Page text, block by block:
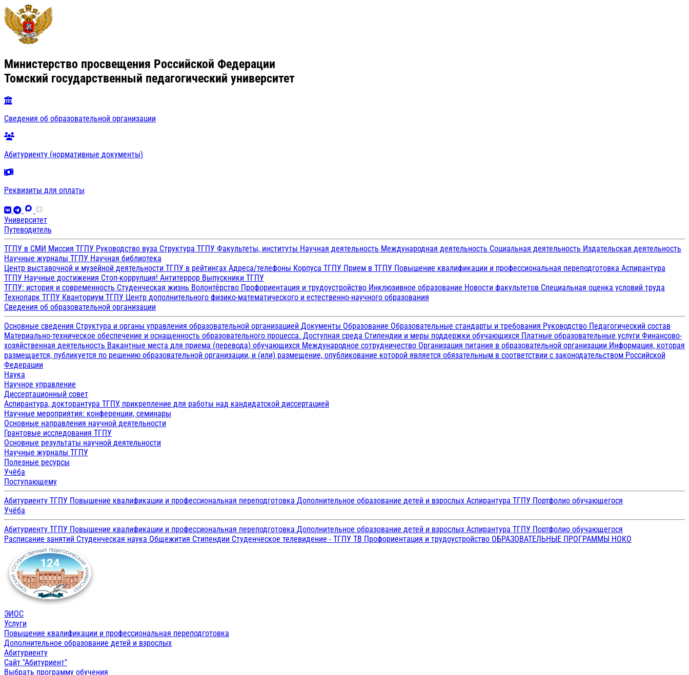
Министерство просвещения Российской Федерации
Томский государственный педагогический университет
Сведения об образовательной организации
Абитуриенту (нормативные документы)
Реквизиты для оплаты
Университет
Путеводитель
ТГПУ в СМИ Миссия ТГПУ Руководство вуза Структура ТГПУ Факультеты, институты Научная деятельность Международная деятельность Социальная деятельность Издательская деятельность
Научные журналы ТГПУ Научная библиотека
Центр выставочной и музейной деятельности ТГПУ в рейтингах Адреса/телефоны Корпуса ТГПУ Прием в ТГПУ Повышение квалификации и профессиональная переподготовка Аспирантура
ТГПУ Научные достижения Стоп-коррупция! Антитеррор Выпускники ТГПУ
ТГПУ: история и современность Студенческая жизнь Волонтёрство Профориентация и трудоустройство Инклюзивное образование Новости факультетов Специальная оценка условий труда
Технопарк ТГПУ Кванториум ТГПУ Центр дополнительного физико-математического и естественно-научного образования
Сведения об образовательной организации
Основные сведения Структура и органы управления образовательной организацией Документы Образование Образовательные стандарты и требования Руководство Педагогический состав
Материально-техническое обеспечение и оснащенность образовательного процесса. Доступная среда Стипендии и меры поддержки обучающихся Платные образовательные услуги Финансово-
хозяйственная деятельность Вакантные места для приема (перевода) обучающихся Международное сотрудничество Организация питания в образовательной организации Информация, которая
размещается, публикуется по решению образовательной организации, и (или) размещение, опубликование которой является обязательным в соответствии с законодательством Российской
Федерации
Наука
Научное управление
Диссертационный совет
Аспирантура, докторантура ТГПУ, прикрепление для работы над кандидатской диссертацией
Научные мероприятия: конференции, семинары
Основные направления научной деятельности
Грантовые исследования ТГПУ
Основные результаты научной деятельности
Научные журналы ТГПУ
Полезные ресурсы
Учёба
Поступающему
Абитуриенту ТГПУ Повышение квалификации и профессиональная переподготовка Дополнительное образование детей и взрослых Аспирантура ТГПУ Портфолио обучающегося
Учёба
Абитуриенту ТГПУ Повышение квалификации и профессиональная переподготовка Дополнительное образование детей и взрослых Аспирантура ТГПУ Портфолио обучающегося
Расписание занятий Студенческая наука Общежития Стипендии Студенческое телевидение - ТГПУ ТВ Профориентация и трудоустройство ОБРАЗОВАТЕЛЬНЫЕ ПРОГРАММЫ НОКО
ЭИОС
Услуги
Повышение квалификации и профессиональная переподготовка
Дополнительное образование детей и взрослых
Абитуриенту
Сайт "Абитуриент"
Выбрать программу обучения